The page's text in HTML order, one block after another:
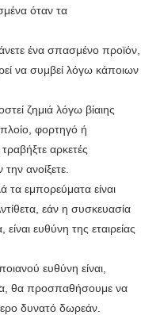
όταν τα
ένα σπασμένο προϊόν,
να συμβεί λόγω κάποιων
ζημιά λόγω βίαιης
φορτηγό ή
αρκετές
ανοίξετε.
τα εμπορεύματα είναι
εάν η συσκευασία
ευθύνη της εταιρείας
ευθύνη είναι,
θα προσπαθήσουμε να
δυνατό δωρεάν.